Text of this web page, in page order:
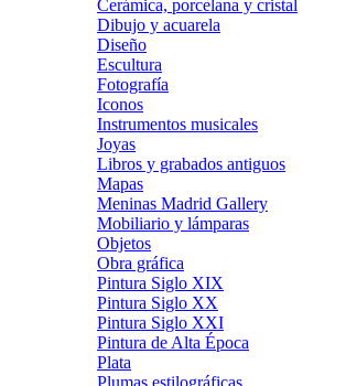
Cerámica, porcelana y cristal
Dibujo y acuarela
Diseño
Escultura
Fotografía
Iconos
Instrumentos musicales
Joyas
Libros y grabados antiguos
Mapas
Meninas Madrid Gallery
Mobiliario y lámparas
Objetos
Obra gráfica
Pintura Siglo XIX
Pintura Siglo XX
Pintura Siglo XXI
Pintura de Alta Época
Plata
Plumas estilográficas